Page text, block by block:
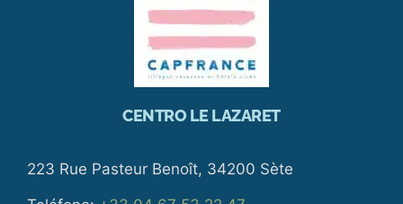
CENTRO LE LAZARET
223 Rue Pasteur Benoît, 34200 Sète